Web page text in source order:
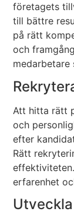
företagets
till bättre
på rätt
och
medarbetare
Att hitta rätt
och
efter
Rätt
erfarenhet